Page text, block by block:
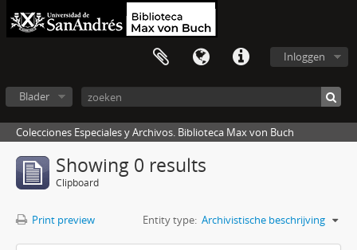
Inloggen
Blader
Colecciones Especiales y Archivos. Biblioteca Max von Buch
Showing 0 results
Clipboard
Print preview Entity type: Archivistische beschrijving